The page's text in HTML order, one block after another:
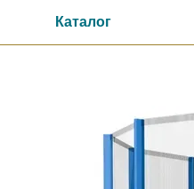
Перейти до основного контенту
Каталог